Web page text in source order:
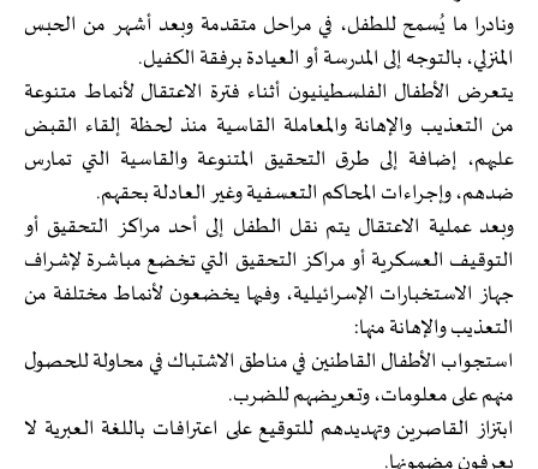
ونادرا ما يُسمح للطفل، في مراحل متقدمة وبعد أشهر من الحبس
المنزلي، بالتوجه إلى المدرسة أو العيادة برفقة الكفيل.
يتعرض الأطفال الفلسطينيون أثناء فترة الاعتقال لأنماط متنوعة
من التعذيب والإهانة والمعاملة القاسية منذ لحظة إلقاء القبض
عليهم، إضافة إلى طرق التحقيق المتنوعة والقاسية التي تمارس
ضدهم، وإجراءات المحاكم التعسفية وغير العادلة بحقهم.
وبعد عملية الاعتقال يتم نقل الطفل إلى أحد مراكز التحقيق أو
التوقيف العسكرية أو مراكز التحقيق التي تخضع مباشرة لإشراف
جهاز الاستخبارات الإسرائيلية، وفيها يخضعون لأنماط مختلفة من
التعذيب والإهانة منها:
استجواب الأطفال القاطنين في مناطق الاشتباك في محاولة للحصول
منهم على معلومات، وتعريضهم للضرب.
ابتزاز القاصرين وتهديدهم للتوقيع على اعترافات باللغة العبرية لا